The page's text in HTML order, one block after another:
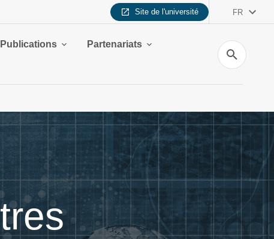
Site de l'université FR
Publications
Partenariats
Recherche